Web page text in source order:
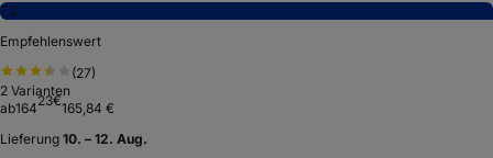
7,2
Empfehlenswert
(27)
2 Varianten
ab16423€165,84 €
Lieferung 10. – 12. Aug.